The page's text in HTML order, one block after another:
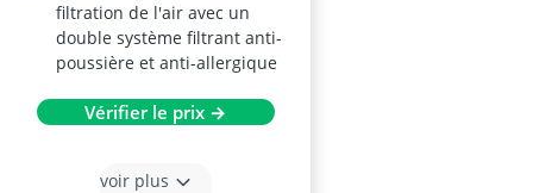
filtration de l'air avec un
double système filtrant anti-
poussière et anti-allergique
Vérifier le prix →
voir plus